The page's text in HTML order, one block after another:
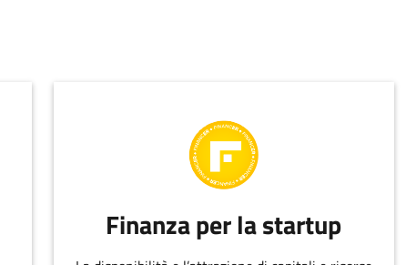
Finanza per la startup